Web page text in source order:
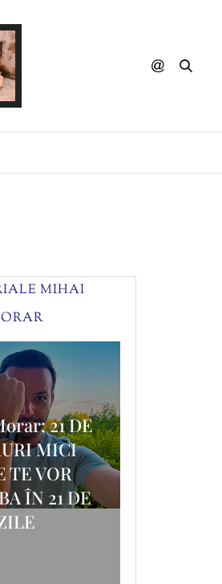
SOUL - Chan Chan
MIHAI
21 DE
MICI
TE VOR
ÎN 21 DE